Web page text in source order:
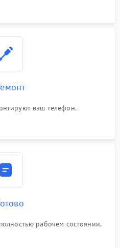
ваш телефон.
рабочем состоянии.